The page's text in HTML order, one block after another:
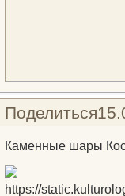
Поделиться
Каменные шары